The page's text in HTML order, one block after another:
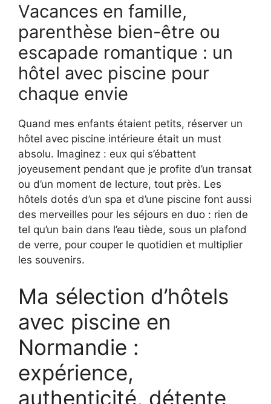
Vacances en famille,
parenthèse bien-être ou
escapade romantique : un
hôtel avec piscine pour
chaque envie
Quand mes enfants étaient petits, réserver un
hôtel avec piscine intérieure était un must
absolu. Imaginez : eux qui s’ébattent
joyeusement pendant que je profite d’un transat
ou d’un moment de lecture, tout près. Les
hôtels dotés d’un spa et d’une piscine font aussi
des merveilles pour les séjours en duo : rien de
tel qu’un bain dans l’eau tiède, sous un plafond
de verre, pour couper le quotidien et multiplier
les souvenirs.
Ma sélection d’hôtels
avec piscine en
Normandie :
expérience,
authenticité, détente